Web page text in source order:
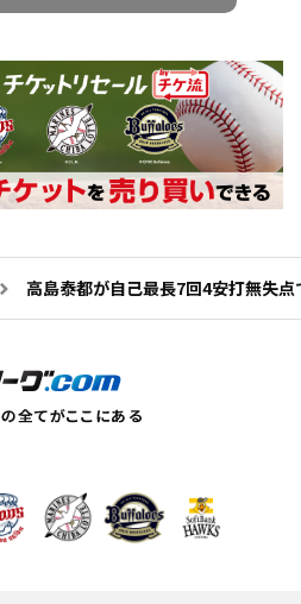
高島泰都が自己最長7回4安打無失